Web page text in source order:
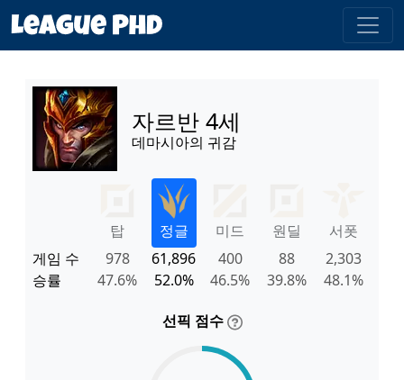
자르반 4세
데마시아의 귀감
탑 정글 미드 원딜
서폿
게임 수
978 61,896 400 88
2,303
승률
47.6% 52.0% 46.5% 39.8% 48.1%
선픽 점수